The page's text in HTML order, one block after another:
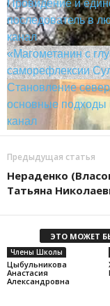
Провидение и
последователь в
канал
«Магометанин с
саморефлексии
Становление
основные подходы
канал
Предыдущая статья
Нераденко
Татьяна
ЭТО МОЖЕТ
Члены Школы
Цыбульникова
Анастасия
Александровна